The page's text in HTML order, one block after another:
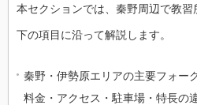
本セクションでは、秦野周辺で教
下の項目に沿って解説します。
秦野・伊勢原エリアの主要フォー
料金・アクセス・駐車場・特長の